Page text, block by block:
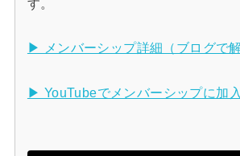
す。
▶ メンバーシップ詳細（ブログで解
▶ YouTubeでメンバーシップに加